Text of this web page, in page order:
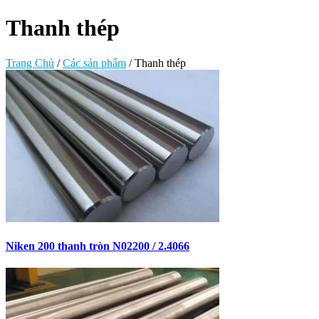
Thanh thép
Trang Chủ /Các sản phẩm /Thanh thép
Niken 200 thanh tròn N02200 / 2.4066